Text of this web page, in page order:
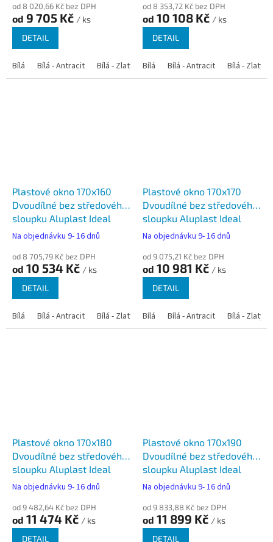
od 8 020,66 Kč bez DPH
od 9 705 Kč / ks
DETAIL
Bílá Bílá - Antracit Bílá - Zlatý dub Bílá - Tmavý dub Bílá -
od 8 353,72 Kč bez DPH
od 10 108 Kč / ks
DETAIL
Bílá Bílá - Antracit Bílá - Zlatý
Plastové okno 170x160
Dvoudílné bez středového
sloupku Aluplast Ideal
4000
Na objednávku 9- 16 dnů
od 8 705,79 Kč bez DPH
od 10 534 Kč / ks
DETAIL
Bílá Bílá - Antracit Bílá - Zlatý dub Bílá - Tmavý dub Bílá -
Plastové okno 170x170
Dvoudílné bez středového
sloupku Aluplast Ideal
4000
Na objednávku 9- 16 dnů
od 9 075,21 Kč bez DPH
od 10 981 Kč / ks
DETAIL
Bílá Bílá - Antracit Bílá - Zlatý
Plastové okno 170x180
Dvoudílné bez středového
sloupku Aluplast Ideal
4000
Na objednávku 9- 16 dnů
od 9 482,64 Kč bez DPH
od 11 474 Kč / ks
DETAIL
Plastové okno 170x190
Dvoudílné bez středového
sloupku Aluplast Ideal
4000
Na objednávku 9- 16 dnů
od 9 833,88 Kč bez DPH
od 11 899 Kč / ks
DETAIL